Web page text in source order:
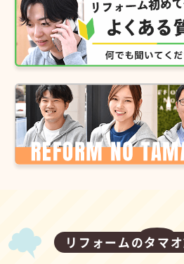
リフォームのタマ